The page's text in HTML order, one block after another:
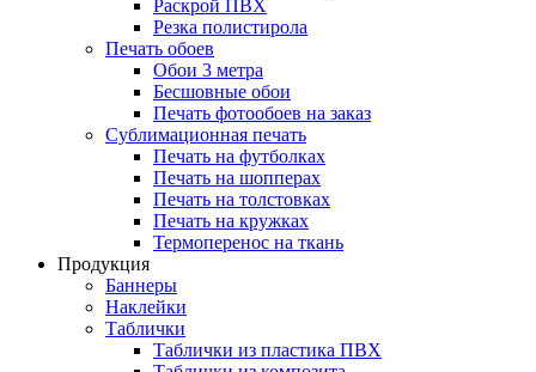
Раскрой ПВХ
Резка полистирола
Печать обоев
Обои 3 метра
Бесшовные обои
Печать фотообоев на заказ
Сублимационная печать
Печать на футболках
Печать на шопперах
Печать на толстовках
Печать на кружках
Термоперенос на ткань
Продукция
Баннеры
Наклейки
Таблички
Таблички из пластика ПВХ